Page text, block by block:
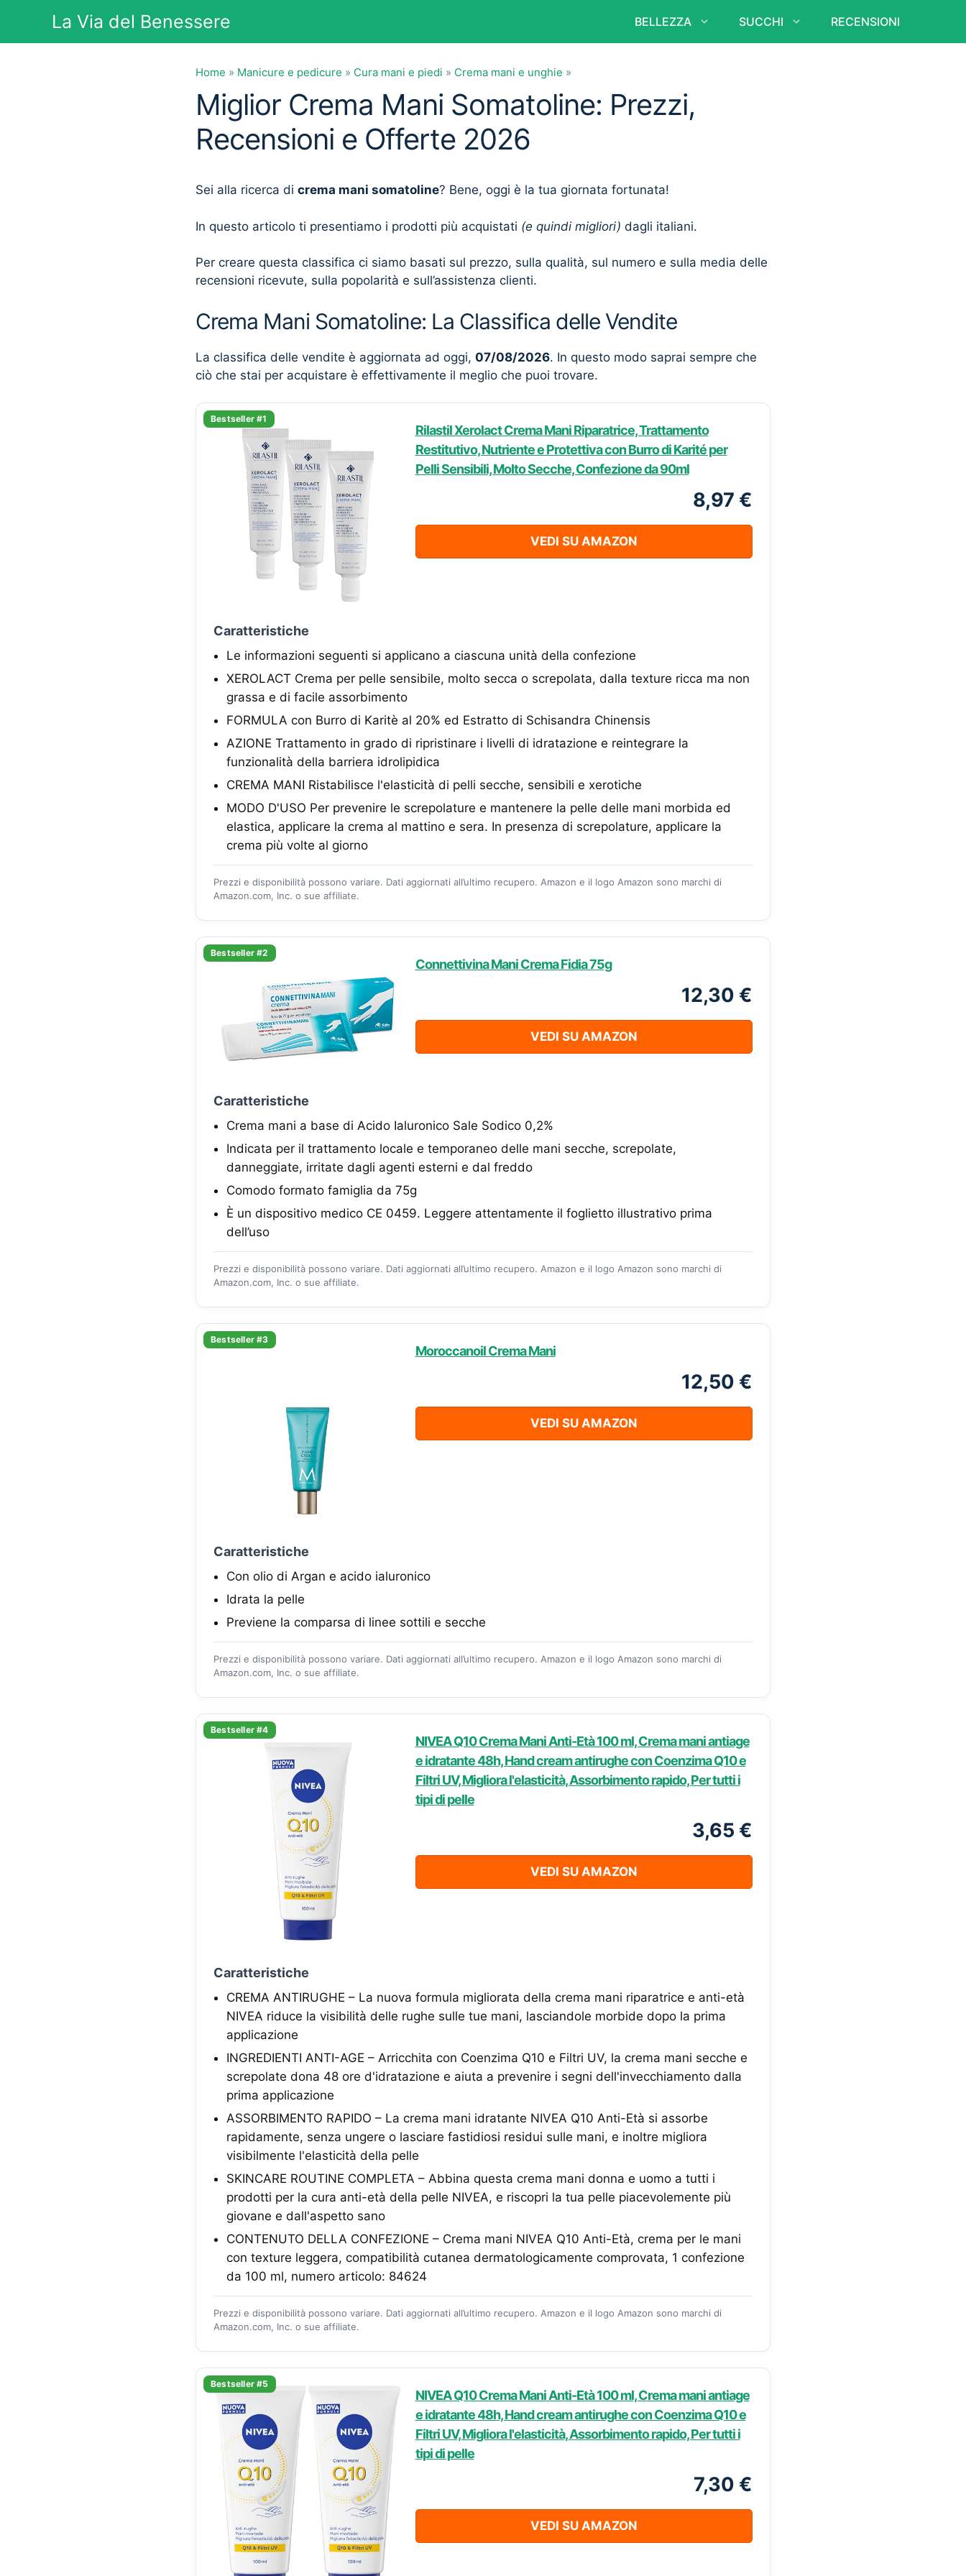
contenuto
La Via del Benessere BELLEZZA SUCCHI RECENSIONI
Home » Manicure e pedicure » Cura mani e piedi » Crema mani e unghie »
Miglior Crema Mani Somatoline: Prezzi,
Recensioni e Offerte 2026
Sei alla ricerca di crema mani somatoline? Bene, oggi è la tua giornata fortunata!
In questo articolo ti presentiamo i prodotti più acquistati (e quindi migliori) dagli italiani.
Per creare questa classifica ci siamo basati sul prezzo, sulla qualità, sul numero e sulla media delle
recensioni ricevute, sulla popolarità e sull’assistenza clienti.
Crema Mani Somatoline: La Classifica delle Vendite
La classifica delle vendite è aggiornata ad oggi, 07/08/2026. In questo modo saprai sempre che
ciò che stai per acquistare è effettivamente il meglio che puoi trovare.
Bestseller #1
Rilastil Xerolact Crema Mani Riparatrice, Trattamento
Restitutivo, Nutriente e Protettiva con Burro di Karité per
Pelli Sensibili, Molto Secche, Confezione da 90ml
8,97 €
VEDI SU AMAZON
Caratteristiche
Le informazioni seguenti si applicano a ciascuna unità della confezione
XEROLACT Crema per pelle sensibile, molto secca o screpolata, dalla texture ricca ma non
grassa e di facile assorbimento
FORMULA con Burro di Karitè al 20% ed Estratto di Schisandra Chinensis
AZIONE Trattamento in grado di ripristinare i livelli di idratazione e reintegrare la
funzionalità della barriera idrolipidica
CREMA MANI Ristabilisce l'elasticità di pelli secche, sensibili e xerotiche
MODO D'USO Per prevenire le screpolature e mantenere la pelle delle mani morbida ed
elastica, applicare la crema al mattino e sera. In presenza di screpolature, applicare la
crema più volte al giorno
Prezzi e disponibilità possono variare. Dati aggiornati all’ultimo recupero. Amazon e il logo Amazon sono marchi di
Amazon.com, Inc. o sue affiliate.
Bestseller #2
Connettivina Mani Crema Fidia 75g
12,30 €
VEDI SU AMAZON
Caratteristiche
Crema mani a base di Acido Ialuronico Sale Sodico 0,2%
Indicata per il trattamento locale e temporaneo delle mani secche, screpolate,
danneggiate, irritate dagli agenti esterni e dal freddo
Comodo formato famiglia da 75g
È un dispositivo medico CE 0459. Leggere attentamente il foglietto illustrativo prima
dell’uso
Prezzi e disponibilità possono variare. Dati aggiornati all’ultimo recupero. Amazon e il logo Amazon sono marchi di
Amazon.com, Inc. o sue affiliate.
Bestseller #3
Moroccanoil Crema Mani
12,50 €
VEDI SU AMAZON
Caratteristiche
Con olio di Argan e acido ialuronico
Idrata la pelle
Previene la comparsa di linee sottili e secche
Prezzi e disponibilità possono variare. Dati aggiornati all’ultimo recupero. Amazon e il logo Amazon sono marchi di
Amazon.com, Inc. o sue affiliate.
Bestseller #4
NIVEA Q10 Crema Mani Anti-Età 100 ml, Crema mani antiage
e idratante 48h, Hand cream antirughe con Coenzima Q10 e
Filtri UV, Migliora l'elasticità, Assorbimento rapido, Per tutti i
tipi di pelle
3,65 €
VEDI SU AMAZON
Caratteristiche
CREMA ANTIRUGHE – La nuova formula migliorata della crema mani riparatrice e anti-età
NIVEA riduce la visibilità delle rughe sulle tue mani, lasciandole morbide dopo la prima
applicazione
INGREDIENTI ANTI-AGE – Arricchita con Coenzima Q10 e Filtri UV, la crema mani secche e
screpolate dona 48 ore d'idratazione e aiuta a prevenire i segni dell'invecchiamento dalla
prima applicazione
ASSORBIMENTO RAPIDO – La crema mani idratante NIVEA Q10 Anti-Età si assorbe
rapidamente, senza ungere o lasciare fastidiosi residui sulle mani, e inoltre migliora
visibilmente l'elasticità della pelle
SKINCARE ROUTINE COMPLETA – Abbina questa crema mani donna e uomo a tutti i
prodotti per la cura anti-età della pelle NIVEA, e riscopri la tua pelle piacevolemente più
giovane e dall'aspetto sano
CONTENUTO DELLA CONFEZIONE – Crema mani NIVEA Q10 Anti-Età, crema per le mani
con texture leggera, compatibilità cutanea dermatologicamente comprovata, 1 confezione
da 100 ml, numero articolo: 84624
Prezzi e disponibilità possono variare. Dati aggiornati all’ultimo recupero. Amazon e il logo Amazon sono marchi di
Amazon.com, Inc. o sue affiliate.
Bestseller #5
NIVEA Q10 Crema Mani Anti-Età 100 ml, Crema mani antiage
e idratante 48h, Hand cream antirughe con Coenzima Q10 e
Filtri UV, Migliora l'elasticità, Assorbimento rapido, Per tutti i
tipi di pelle
7,30 €
VEDI SU AMAZON